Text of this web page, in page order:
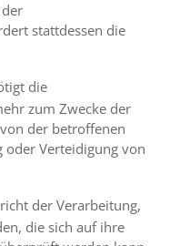
stattdessen die
die
zum Zwecke der
der betroffenen
oder Verteidigung von
der Verarbeitung,
die sich auf ihre